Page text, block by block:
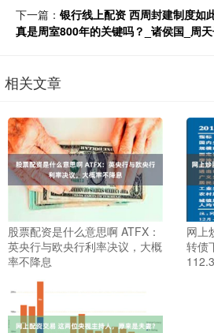
下一篇： 银行线上配资 西周封建制度如
真是周室800年的关键吗？_诸侯国_周
相关文章
股票配资是什么意思啊 ATFX：
英央行与欧央行利率决议，大概
率不降息
网上
转债